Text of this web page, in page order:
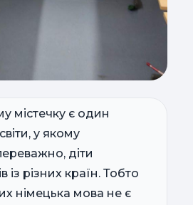
містечку є один
у якому
діти
із різних країн. Тобто
німецька мова не є